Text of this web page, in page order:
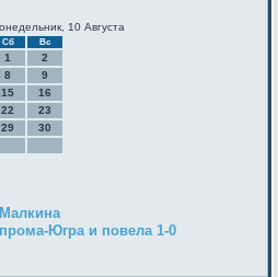
10 Августа
Сб Вс
1
2
8
9
15
16
22
23
29
30
Югра и повела 1-0